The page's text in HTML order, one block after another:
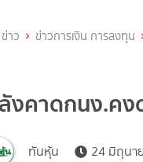
ข่าว ข่าวการเงิน การลงทุน
งคาดกนง.คง
ทันหุ้น 24 มิถุนา